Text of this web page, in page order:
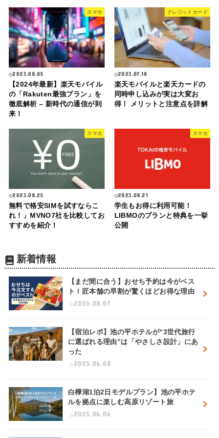
スマホ
2023.08.05
【2024年最新】楽天モバイル
の「Rakuten最強プラン」を
徹底解析 – 新時代の通信が到
来！
クレジットカード
2023.07.18
楽天モバイルと楽天カードの
同時申し込みが実は大変お
得！ メリットと注意点を詳解
スマホ
2023.08.25
無料で格安SIMを試すならこ
れ！」MVNO7社を比較してお
すすめを紹介！
スマホ
2023.08.21
学生もお得に利用可能！
LIBMOのプランと特典を一挙
公開
新着情報
【まだ間に合う】おせち予約は今がベス
ト！匠本舗の早割が驚くほどお得な理由
2025.08.07
【宿泊レポ】池の平ホテルが“3世代旅行
に選ばれる理由”は「やさしさ設計」にあ
った
2025.06.08
白樺湖1泊2日モデルプラン】池の平ホテ
ルを拠点に楽しむ高原リゾート旅
2025.06.04